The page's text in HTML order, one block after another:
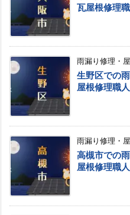
瓦屋根修理職
雨漏り修理・
生野区での
屋根修理職人
雨漏り修理・
高槻市での
屋根修理職人